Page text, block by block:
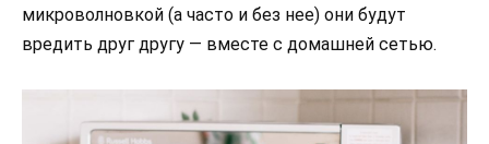
микроволновкой (а часто и без нее) они будут
вредить друг другу — вместе с домашней сетью.